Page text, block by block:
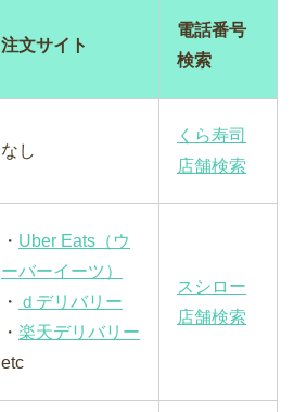
注文サイト
電話番号
検索
なし
くら寿司
店舗検索
・ Uber Eats（ウ
ーバーイーツ）
・ ｄデリバリー
・ 楽天デリバリー
etc
スシロー
店舗検索